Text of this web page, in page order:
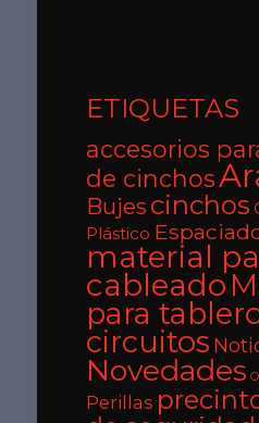
ETIQUETAS
accesorios
de cinchos
Bujes cinchos
Plástico
material
cableado
para
circuitos
Novedades
Perillas